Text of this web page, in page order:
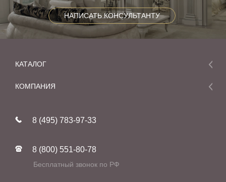
НАПИСАТЬ КОНСУЛЬТАНТУ
КАТАЛОГ
Мебель
Фабрики
КОМПАНИЯ
Реставрация
Контакты
8 (495) 783-97-33
8 (800) 551-80-78
Бесплатный звонок по РФ